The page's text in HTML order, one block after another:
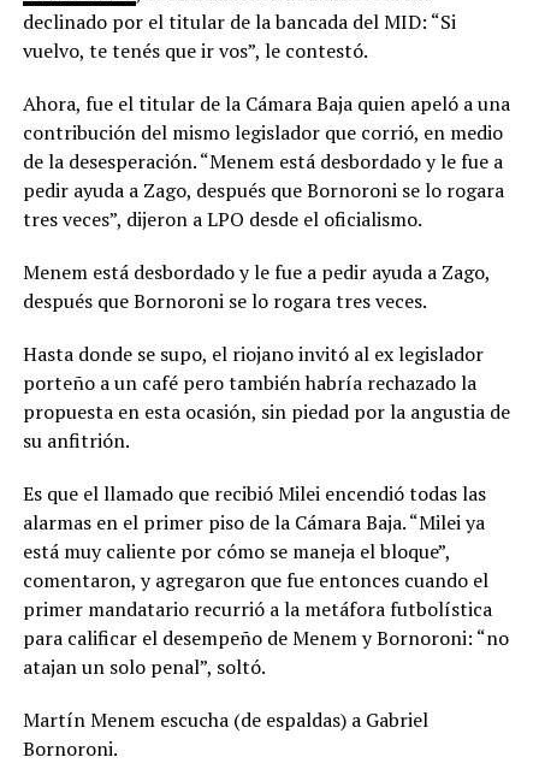
declinado por el titular de la bancada del MID: “Si
vuelvo, te tenés que ir vos”, le contestó.
Ahora, fue el titular de la Cámara Baja quien apeló a una
contribución del mismo legislador que corrió, en medio
de la desesperación. “Menem está desbordado y le fue a
pedir ayuda a Zago, después que Bornoroni se lo rogara
tres veces”, dijeron a LPO desde el oficialismo.
Menem está desbordado y le fue a pedir ayuda a Zago,
después que Bornoroni se lo rogara tres veces.
Hasta donde se supo, el riojano invitó al ex legislador
porteño a un café pero también habría rechazado la
propuesta en esta ocasión, sin piedad por la angustia de
su anfitrión.
Es que el llamado que recibió Milei encendió todas las
alarmas en el primer piso de la Cámara Baja. “Milei ya
está muy caliente por cómo se maneja el bloque”,
comentaron, y agregaron que fue entonces cuando el
primer mandatario recurrió a la metáfora futbolística
para calificar el desempeño de Menem y Bornoroni: “no
atajan un solo penal”, soltó.
Martín Menem escucha (de espaldas) a Gabriel
Bornoroni.